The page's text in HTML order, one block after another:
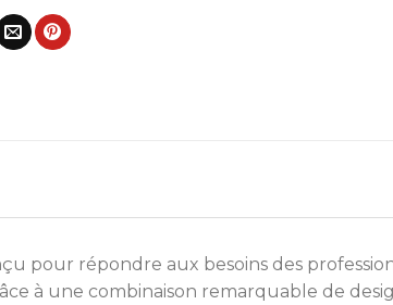
pour répondre aux besoins des
à une combinaison remarquable de